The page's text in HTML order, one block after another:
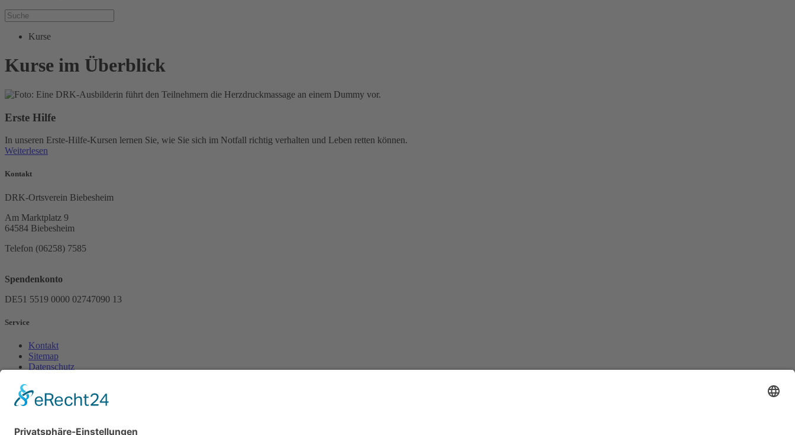
Kurse
Kurse im Überblick
Erste Hilfe
In unseren Erste-Hilfe-Kursen lernen Sie, wie Sie sich im Notfall richtig verhalten und Leben retten können.
Weiterlesen
Kontakt
DRK-Ortsverein Biebesheim
Am Marktplatz 9
64584 Biebesheim
Telefon (06258) 7585
Spendenkonto
DE51 5519 0000 02747090 13
Service
Kontakt
Sitemap
Datenschutz
RSS-Feed
Suche